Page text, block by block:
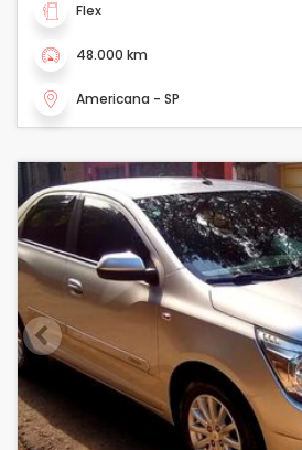
Flex
48.000 km
Americana - SP